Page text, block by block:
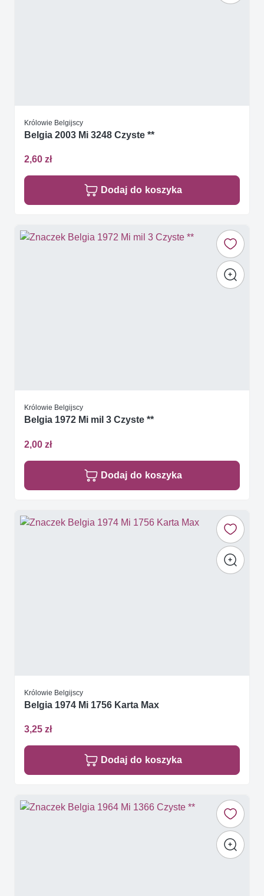
Królowie Belgijscy
Belgia 2003 Mi 3248 Czyste **
2,60 zł
Dodaj do koszyka
Królowie Belgijscy
Belgia 1972 Mi mil 3 Czyste **
2,00 zł
Dodaj do koszyka
Królowie Belgijscy
Belgia 1974 Mi 1756 Karta Max
3,25 zł
Dodaj do koszyka